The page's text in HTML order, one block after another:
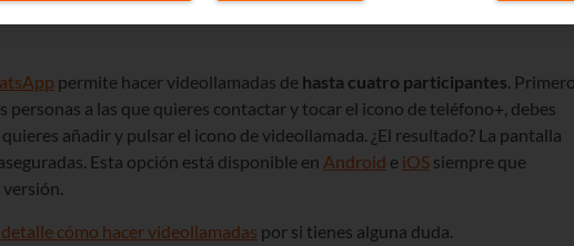
permite hacer videollamadas de hasta cuatro participantes .
personas a las que quieres contactar y tocar el icono de teléfono+, debes
añadir y pulsar el icono de videollamada. ¿El resultado? La pantalla
Esta opción está disponible en Android e iOS siempre que
cómo hacer videollamadas por si tienes alguna duda.